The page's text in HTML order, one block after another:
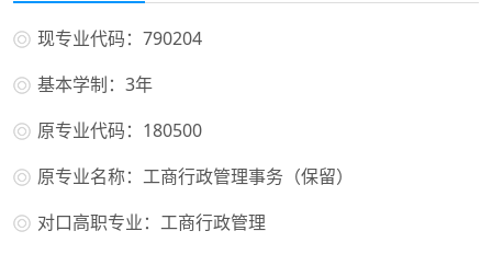
现专业代码：790204
基本学制：3年
原专业代码：180500
原专业名称：工商行政管理事务（保留）
对口高职专业：工商行政管理